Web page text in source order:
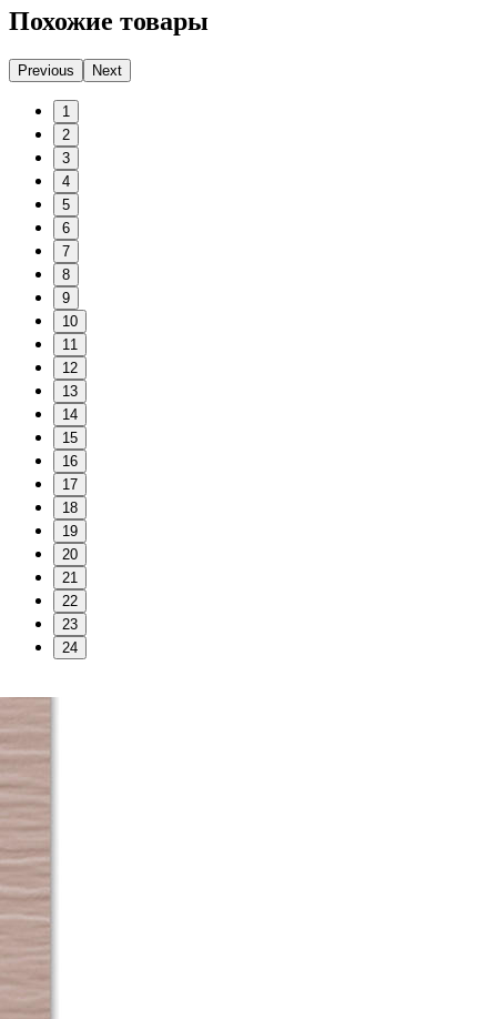
Похожие товары
Previous Next
1
2
3
4
5
6
7
8
9
10
11
12
13
14
15
16
17
18
19
20
21
22
23
24